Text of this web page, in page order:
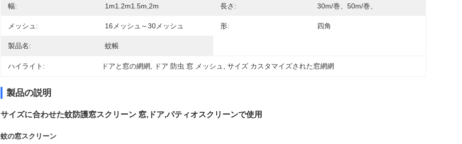
幅: 1m1.2m1.5m,2m 長さ: 30m/巻、50m/巻、
メッシュ: 16メッシュ～30メッシュ 形: 四角
製品名: 蚊帳
ハイライト: ドアと窓の網網 ドア 防虫 窓 メッシュ , サイズ カスタマイズされた窓網網
製品の説明
サイズに合わせた蚊防護窓スクリーン 窓,ドア,パティオスクリーンで使用
蚊の窓スクリーン